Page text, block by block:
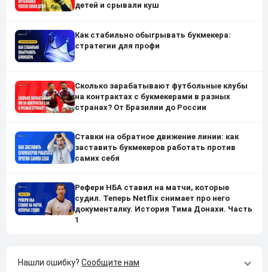
детей и срывали куш
Как стабильно обыгрывать букмекера:
стратегии для профи
Сколько зарабатывают футбольные клубы
на контрактах с букмекерами в разных
странах? От Бразилии до России
Ставки на обратное движение линии: как
заставить букмекеров работать против
самих себя
Рефери НБА ставил на матчи, которые
судил. Теперь Netflix снимает про него
документалку. История Тима Донахи. Часть
1
Нашли ошибку? Сообщите нам